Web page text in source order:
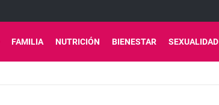
FAMILIA NUTRICIÓN BIENESTAR SEXUALIDAD